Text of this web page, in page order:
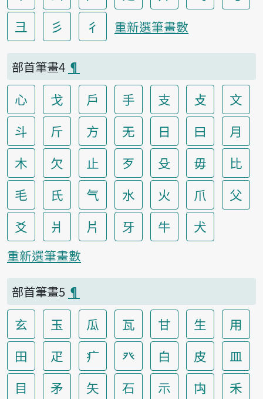
彐
彡 彳 重新選筆畫數
部首筆畫4 ¶
心 戈 戶 手 支 攴
文
斗
斤 方 无 日 曰
月
木
欠 止 歹 殳 毋
比
毛
氏 气 水 火 爪
父
爻
爿 片 牙 牛 犬
重新選筆畫數
部首筆畫5 ¶
玄 玉 瓜 瓦 甘 生
用
田
疋 疒 癶 白 皮
皿
目
矛 矢 石 示 禸
禾